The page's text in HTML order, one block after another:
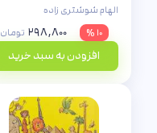
الهام شوشتری زاده
۱۰ %
۲۹۸,۸۰۰ تومان
افزودن به سبد خرید